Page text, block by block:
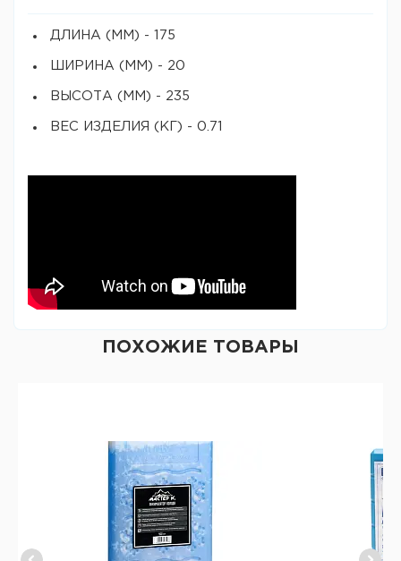
ДЛИНА (ММ) - 175
ШИРИНА (ММ) - 20
ВЫСОТА (ММ) - 235
ВЕС ИЗДЕЛИЯ (КГ) - 0.71
ПОХОЖИЕ ТОВАРЫ